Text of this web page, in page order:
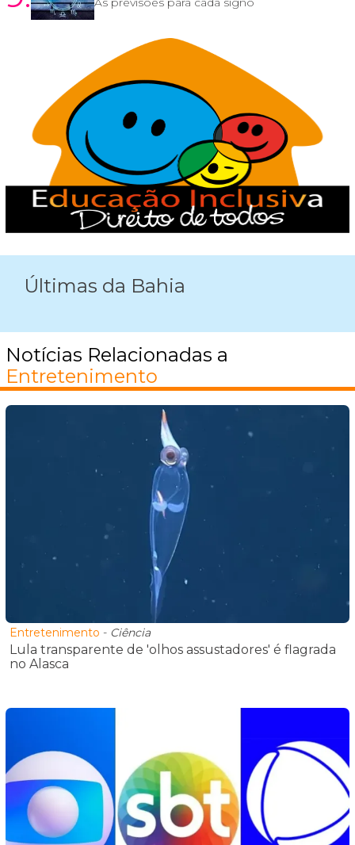
Últimas da Bahia
Notícias Relacionadas a
Entretenimento
Entretenimento - Ciência
Lula transparente de 'olhos assustadores' é flagrada
no Alasca